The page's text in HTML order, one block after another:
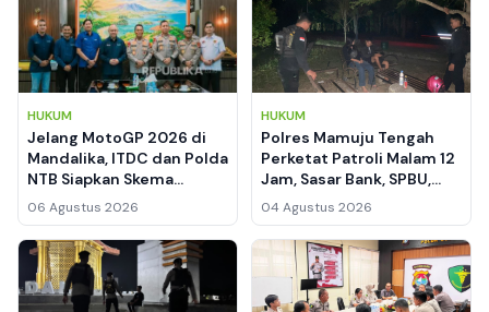
HUKUM
Jelang MotoGP 2026 di
Mandalika, ITDC dan Polda
NTB Siapkan Skema
Keamanan hingga
Manajemen Lalu Lintas
06 Agustus 2026
HUKUM
Polres Mamuju Tengah
Perketat Patroli Malam 12
Jam, Sasar Bank, SPBU,
hingga Permukiman
Warga
04 Agustus 2026